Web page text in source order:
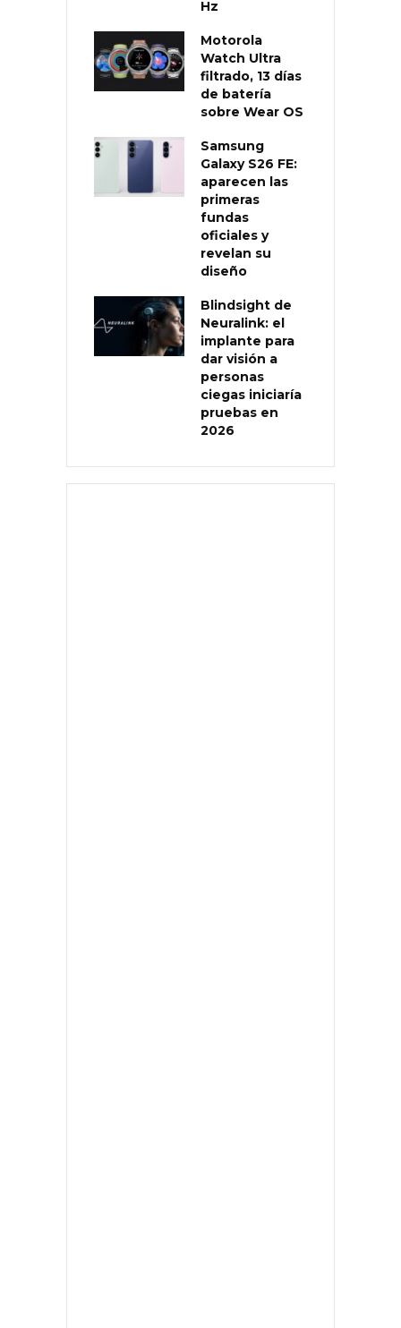
Hz
Motorola
Watch Ultra
filtrado, 13 días
de batería
sobre Wear OS
Samsung
Galaxy S26 FE:
aparecen las
primeras
fundas
oficiales y
revelan su
diseño
Blindsight de
Neuralink: el
implante para
dar visión a
personas
ciegas iniciaría
pruebas en
2026